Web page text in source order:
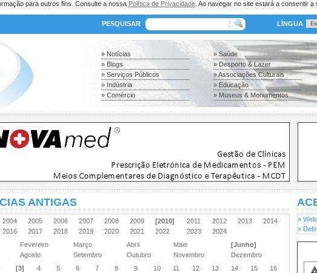
para outros fins. Consulte a nossa Política de Privacidade . Ao navegar no site estará a consentir a
PESQUISAR LÍNGUA
» Notícias
» Blogs
» Serviços Públicos
» Indústria
» Comércio
» Saúde
» Desporto & Lazer
» Associações Culturais
» Educação
» Museus & Monumentos
ANTIGAS
2004 2005 2006 2007 2008 2009 [2010] 2011 2012 2013
2014
2016 2017 2018 2019 2020 2021 2022 2023
2024
Fevereiro Março Abril Maio
[Junho]
Agosto Setembro Outubro Novembro
Dezembro
[3] 4 5 6 7 8 9 10 11 12 13 14 15
16
»
»